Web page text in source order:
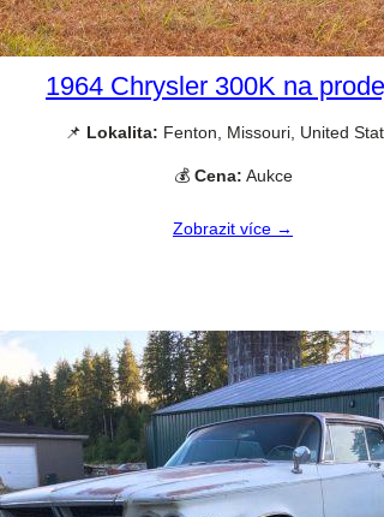
1964 Chrysler 300K na
📌 Lokalita: Fenton, Missouri, United
💰 Cena: Aukce
Zobrazit více →